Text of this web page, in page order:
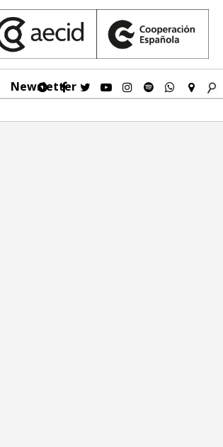
Newsletter